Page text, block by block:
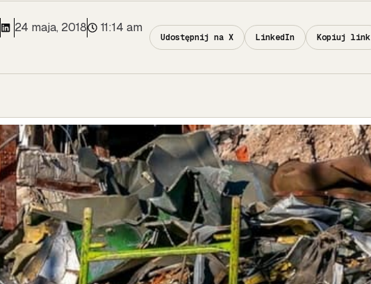
24 maja, 2018 11:14 am
Udostępnij na X LinkedIn Kopiuj link